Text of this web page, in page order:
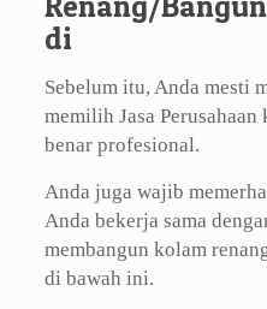
di
Sebelum itu, Anda mesti
memilih Jasa
benar profesional.
Anda juga wajib
Anda bekerja sama
membangun kolam
di bawah ini.